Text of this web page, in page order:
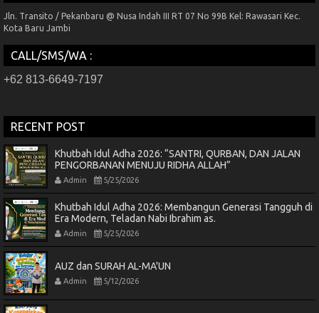
Jln. Transito / Pekanbaru @ Nusa Indah III RT 07 No 99B Kel: Rawasari Kec.
Kota Baru Jambi
CALL/SMS/WA :
+62 813-6649-7197
RECENT POST
Khutbah Idul Adha 2026: “SANTRI, QURBAN, DAN JALAN
PENGORBANAN MENUJU RIDHA ALLAH”
Admin 5/25/2026
Khutbah Idul Adha 2026: Membangun Generasi Tangguh di
Era Modern, Teladan Nabi Ibrahim as.
Admin 5/25/2026
AUZ dan SURAH AL-MA'UN
Admin 5/12/2026